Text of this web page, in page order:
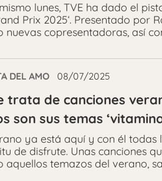
lunes, TVE ha dado el
Prix 2025‘. Presentado
nuevas copresentadoras, así
DEL AMO 08/07/2025
trata de canciones
son sus temas
ya está aquí y con él todas
de disfrute. Unas canciones
aquellos temazos del verano,